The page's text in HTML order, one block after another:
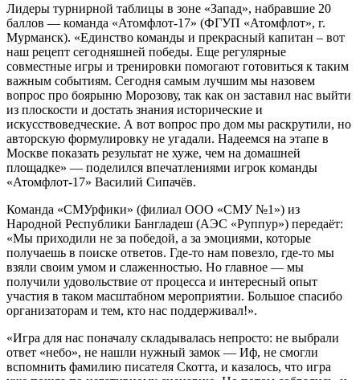
Лидеры турнирной таблицы в зоне «Запад», набравшие 20
баллов — команда «Атомфлот-17» (ФГУП «Атомфлот», г.
Мурманск). «Единство команды и прекрасный капитан – вот
наш рецепт сегодняшней победы. Еще регулярные
совместные игры и тренировки помогают готовиться к таким
важным событиям. Сегодня самым лучшим мы назовем
вопрос про боярыню Морозову, так как он заставил нас выйти
из плоскости и достать знания исторические и
искусствоведческие. А вот вопрос про дом мы раскрутили, но
авторскую формулировку не угадали. Надеемся на этапе в
Москве показать результат не хуже, чем на домашней
площадке» — поделился впечатлениями игрок команды
«Атомфлот-17» Василий Сипачёв.
Команда «СМУрфики» (филиал ООО «СМУ №1») из
Народной Республики Бангладеш (АЭС «Руппур») передаёт:
«Мы приходили не за победой, а за эмоциями, которые
получаешь в поиске ответов. Где‑то нам повезло, где‑то мы
взяли своим умом и слаженностью. Но главное — мы
получили удовольствие от процесса и интересный опыт
участия в таком масштабном мероприятии. Большое спасибо
организаторам и тем, кто нас поддерживал!».
«Игра для нас поначалу складывалась непросто: не выбрали
ответ «небо», не нашли нужный замок — Иф, не смогли
вспомнить фамилию писателя Скотта, и казалось, что игра